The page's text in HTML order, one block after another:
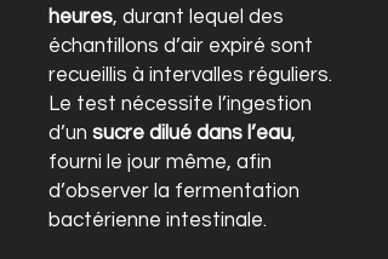
heures, durant lequel des
échantillons d’air expiré sont
recueillis à intervalles réguliers.
Le test nécessite l’ingestion
d’un sucre dilué dans l’eau,
fourni le jour même, afin
d’observer la fermentation
bactérienne intestinale.